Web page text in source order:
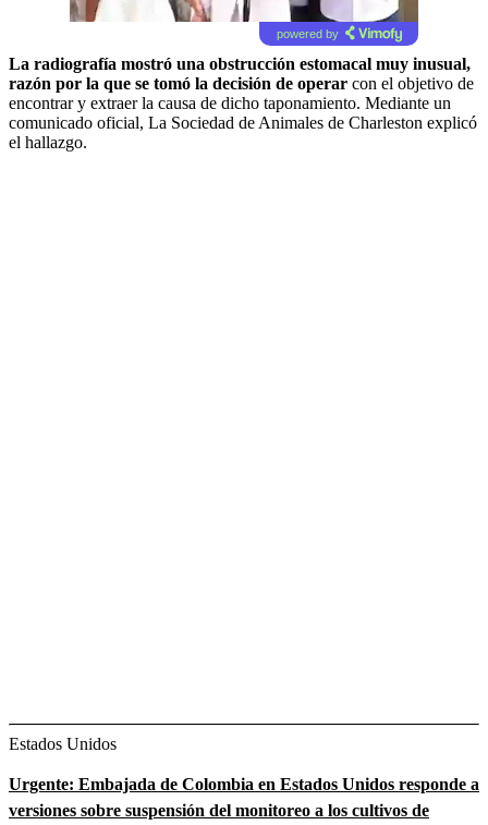
powered by
La radiografía mostró una obstrucción estomacal muy inusual,
razón por la que se tomó la decisión de operar con el objetivo de
encontrar y extraer la causa de dicho taponamiento. Mediante un
comunicado oficial, La Sociedad de Animales de Charleston explicó
el hallazgo.
Estados Unidos
Urgente: Embajada de Colombia en Estados Unidos responde a
versiones sobre suspensión del monitoreo a los cultivos de